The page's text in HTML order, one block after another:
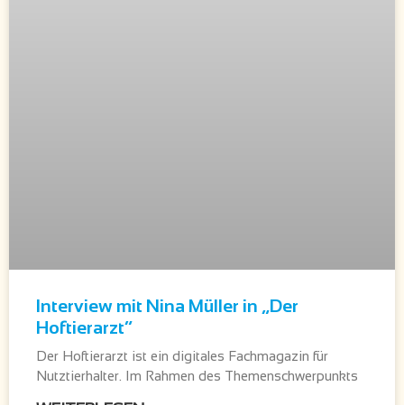
Interview mit Nina Müller in „Der
Hoftierarzt“
Der Hoftierarzt ist ein digitales Fachmagazin für
Nutztierhalter. Im Rahmen des Themenschwerpunkts